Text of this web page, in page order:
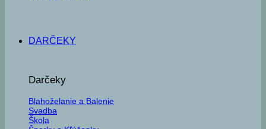
DARČEKY
Darčeky
Blahoželanie a Balenie
Svadba
Škola